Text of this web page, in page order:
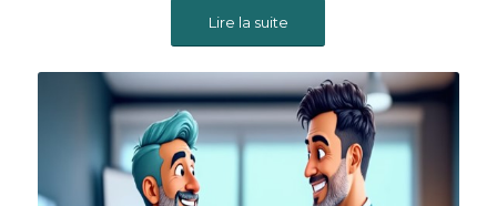
Lire la suite